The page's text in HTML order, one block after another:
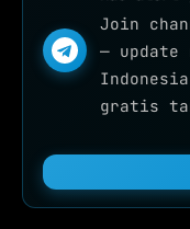
Join
— update
gratis